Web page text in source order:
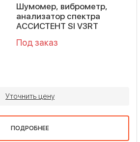
Шумомер, виброметр,
анализатор спектра
АССИСТЕНТ SI V3RT
Под заказ
Уточнить цену
ПОДРОБНЕЕ